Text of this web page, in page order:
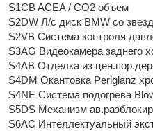
S1CB ACEA / CO2 объем
S2DW Л/c диск BMW со
S2VB Система контроля
S3AG Видеокамера заднего
S4AB Отделка из
S4DM Окантовка Perlglanz
S4NE Система подогрева
S5DS Механизм
S6AC Интеллектуальный